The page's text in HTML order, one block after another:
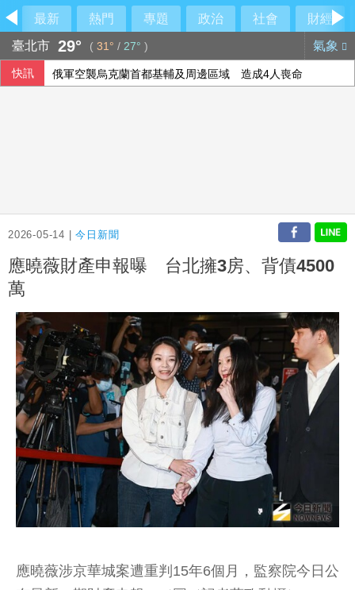
最新 熱門 專題 政治 社會
財經
臺北市 29° ( 31° / 27° ) 氣象
快訊 俄軍空襲烏克蘭首都基輔及周邊區域 造成4人喪命
2026-05-14 |今日新聞
應曉薇財產申報曝 台北擁3房、背債4500
萬
應曉薇涉京華城案遭重判15年6個月，監察院今日公